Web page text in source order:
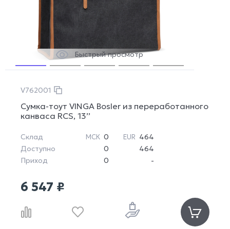
Быстрый просмотр
V762001
Сумка-тоут VINGA Bosler из переработанного
канваса RCS, 13’’
Склад МСК 0 EUR 464
Доступно
0
464
Приход
0 -
6 547 ₽